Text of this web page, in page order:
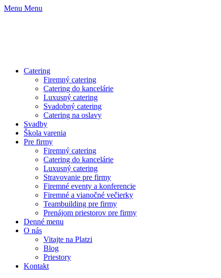
Menu Menu
Catering
Firemný catering
Catering do kancelárie
Luxusný catering
Svadobný catering
Catering na oslavy
Svadby
Škola varenia
Pre firmy
Firemný catering
Catering do kancelárie
Luxusný catering
Stravovanie pre firmy
Firemné eventy a konferencie
Firemné a vianočné večierky
Teambuilding pre firmy
Prenájom priestorov pre firmy
Denné menu
O nás
Vitajte na Platzi
Blog
Priestory
Kontakt